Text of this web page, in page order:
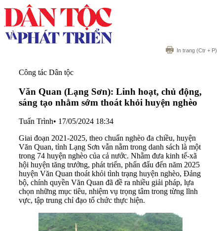
In trang (Ctr + P)
Công tác Dân tộc
Văn Quan (Lạng Sơn): Linh hoạt, chủ động,
sáng tạo nhằm sớm thoát khỏi huyện nghèo
Tuấn Trình• 17/05/2024 18:34
Giai đoạn 2021-2025, theo chuẩn nghèo đa chiều, huyện
Văn Quan, tỉnh Lạng Sơn vẫn nằm trong danh sách là một
trong 74 huyện nghèo của cả nước. Nhằm đưa kinh tế-xã
hội huyện tăng trưởng, phát triển, phấn đấu đến năm 2025
huyện Văn Quan thoát khỏi tình trạng huyện nghèo, Đảng
bộ, chính quyền Văn Quan đã đề ra nhiều giải pháp, lựa
chọn những mục tiêu, nhiệm vụ trọng tâm trong từng lĩnh
vực, tập trung chỉ đạo tổ chức thực hiện.